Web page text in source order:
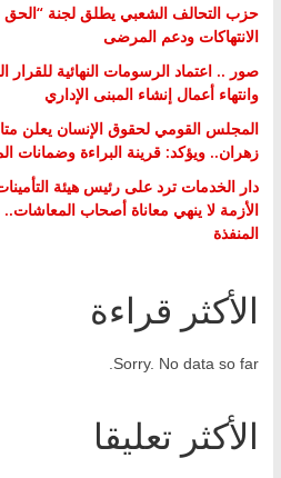
حزب التحالف الشعبي يطلق لجنة “الحق
الانتهاكات ودعم المرضى
صور .. اعتماد الرسومات النهائية للقرار
وانتهاء أعمال إنشاء المبنى الإداري
المجلس القومي لحقوق الإنسان يعلن
زهران.. ويؤكد: قرينة البراءة وضمانات
دار الخدمات ترد على رئيس هيئة
الأزمة لا ينهي معاناة أصحاب
المنفذة
الأكثر قراءة
Sorry. No data so far.
الأكثر تعليقا